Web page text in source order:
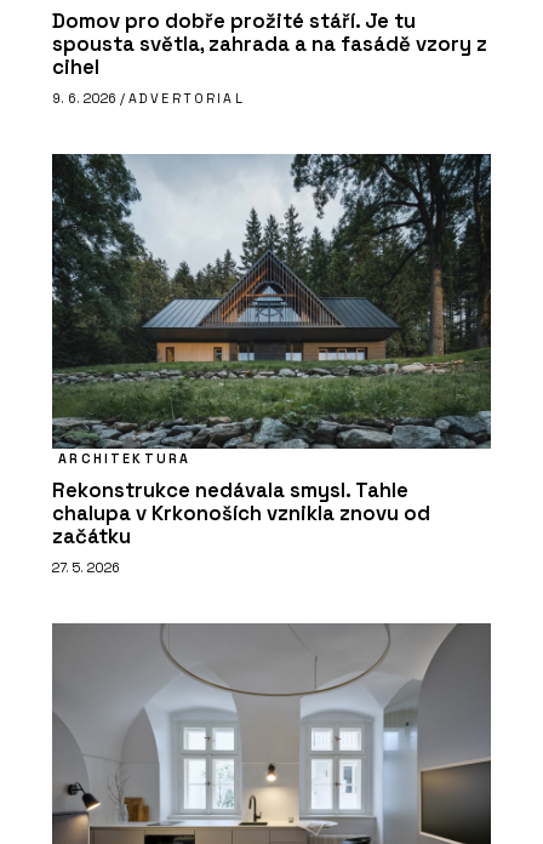
Domov pro dobře prožité stáří. Je tu
spousta světla, zahrada a na fasádě vzory z
cihel
9. 6. 2026 / ADVERTORIAL
ARCHITEKTURA
Rekonstrukce nedávala smysl. Tahle
chalupa v Krkonoších vznikla znovu od
začátku
27. 5. 2026